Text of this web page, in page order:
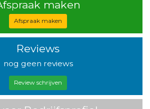
maken
Afspraak maken
Reviews
nog geen reviews
Review schrijven